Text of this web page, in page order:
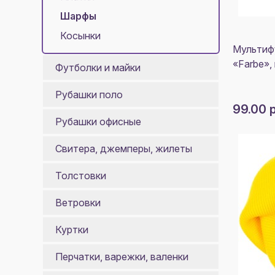
Шарфы
Косынки
Футболки и майки
Рубашки поло
Рубашки офисные
Свитера, джемперы, жилеты
Толстовки
Ветровки
Куртки
Перчатки, варежки, валенки
99.00